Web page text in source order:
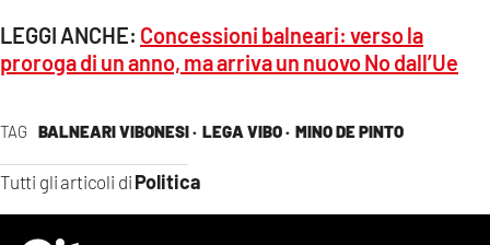
TAG BALNEARI VIBONESI · LEGA VIBO · MINO DE PINTO
Tutti gli articoli di Politica
LEGGI ANCHE: Concessioni balneari: verso la
proroga di un anno, ma arriva un nuovo No dall’Ue